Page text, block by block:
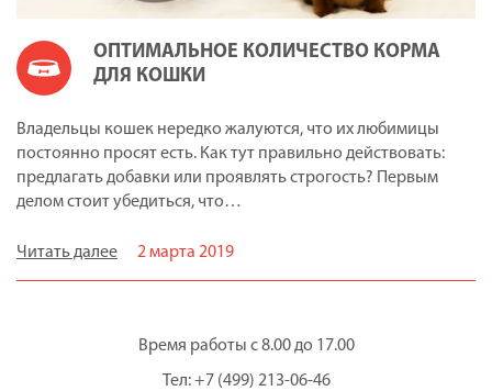
ОПТИМАЛЬНОЕ КОЛИЧЕСТВО КОРМА
ДЛЯ КОШКИ
Владельцы кошек нередко жалуются, что их любимицы
постоянно просят есть. Как тут правильно действовать:
предлагать добавки или проявлять строгость? Первым
делом стоит убедиться, что…
Читать далее 2 марта 2019
Время работы с 8.00 до 17.00
Тел: +7 (499) 213-06-46